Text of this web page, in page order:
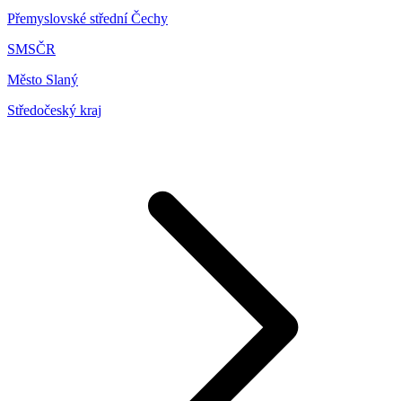
Přemyslovské střední Čechy
SMSČR
Město Slaný
Středočeský kraj